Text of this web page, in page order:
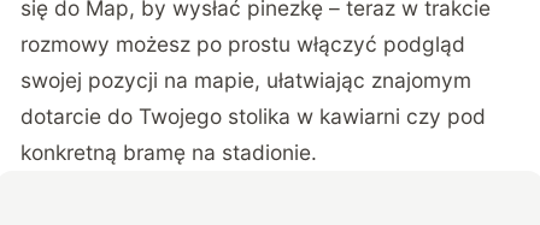
się do Map, by wysłać pinezkę – teraz w trakcie
rozmowy możesz po prostu włączyć podgląd
swojej pozycji na mapie, ułatwiając znajomym
dotarcie do Twojego stolika w kawiarni czy pod
konkretną bramę na stadionie.